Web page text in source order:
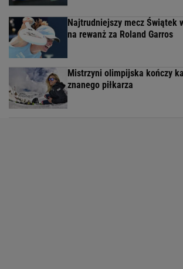
Najtrudniejszy mecz Świątek
na rewanż za Roland Garros
Mistrzyni olimpijska kończy
znanego piłkarza